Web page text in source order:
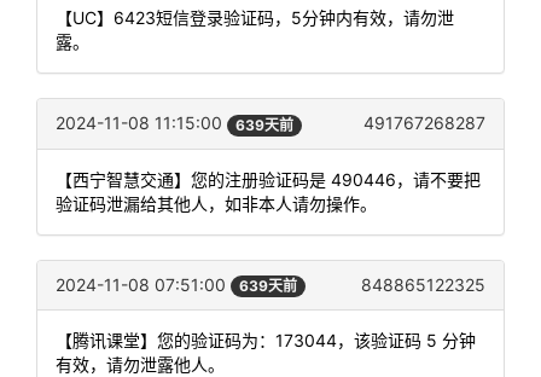
【UC】6423短信登录验证码，5分钟内有效，请勿泄
露。
2024-11-08 11:15:00 639天前 491767268287
【西宁智慧交通】您的注册验证码是 490446，请不要把
验证码泄漏给其他人，如非本人请勿操作。
2024-11-08 07:51:00 639天前 848865122325
【腾讯课堂】您的验证码为：173044，该验证码 5 分钟
有效，请勿泄露他人。